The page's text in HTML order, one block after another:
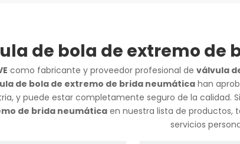
de bola de extremo de
como fabricante y proveedor profesional de válvula
de bola de extremo de brida neumáticahan
y puede estar completamente seguro de la calidad.
de brida neumáticaen nuestra lista de productos,
servicios